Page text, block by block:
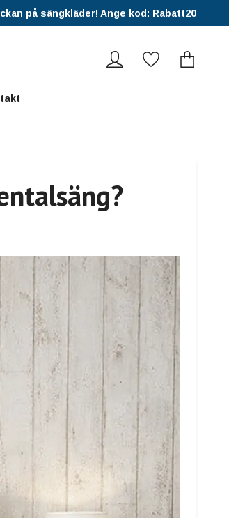
på sängkläder! Ange kod: Rabatt20